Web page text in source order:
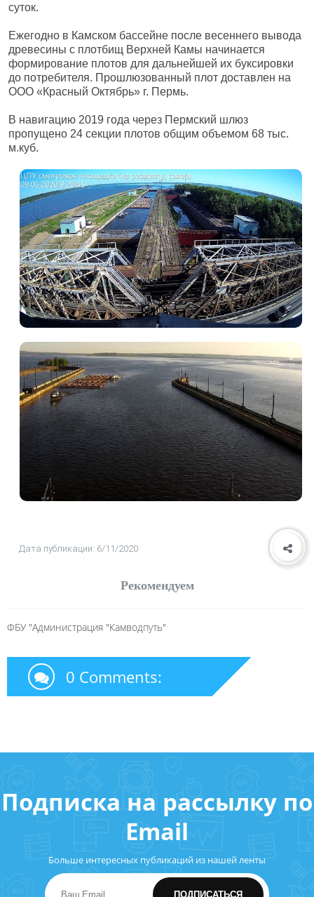
суток.
Ежегодно в Камском бассейне после весеннего вывода
древесины с плотбищ Верхней Камы начинается
формирование плотов для дальнейшей их буксировки
до потребителя. Прошлюзованный плот доставлен на
ООО «Красный Октябрь» г. Пермь.
В навигацию 2019 года через Пермский шлюз
пропущено 24 секции плотов общим объемом 68 тыс.
м.куб.
Дата публикации: 6/11/2020
Рекомендуем
ФБУ "Администрация "Камводпуть"
0 Comments:
Подписка на рассылку по
Email
Больше интересных публикаций из нашей ленты